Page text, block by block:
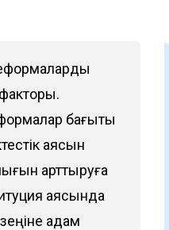
бағыты
аясын
арттыруға
аясында
қадам